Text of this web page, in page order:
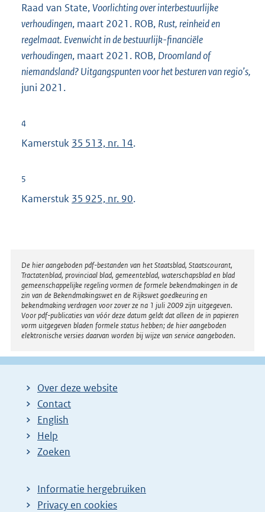
r
n
e
l
i
Raad van State,Voorlichting over interbestuurlijke
verhoudingen, maart 2021. ROB, Rust, reinheid en
regelmaat. Evenwicht in de bestuurlijk-financiële
verhoudingen, maart 2021. ROB, Droomland of
niemandsland? Uitgangspunten voor het besturen van regio’s,
juni 2021.
4
Kamerstuk 35 513, nr. 14.
5
Kamerstuk 35 925, nr. 90.
Disclaimer
De hier aangeboden pdf-bestanden van het Staatsblad, Staatscourant,
Tractatenblad, provinciaal blad, gemeenteblad, waterschapsblad en blad
gemeenschappelijke regeling vormen de formele bekendmakingen in de
zin van de Bekendmakingswet en de Rijkswet goedkeuring en
bekendmaking verdragen voor zover ze na 1 juli 2009 zijn uitgegeven.
Voor pdf-publicaties van vóór deze datum geldt dat alleen de in papieren
vorm uitgegeven bladen formele status hebben; de hier aangeboden
elektronische versies daarvan worden bij wijze van service aangeboden.
Over deze website
Contact
English
Help
Zoeken
Informatie hergebruiken
Privacy en cookies